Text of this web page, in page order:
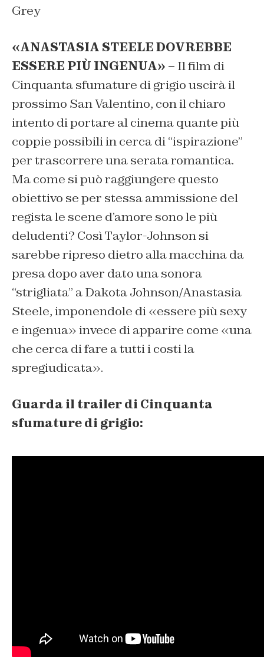
Grey
«ANASTASIA STEELE DOVREBBE
ESSERE PIÙ INGENUA» – Il film di
Cinquanta sfumature di grigio uscirà il
prossimo San Valentino, con il chiaro
intento di portare al cinema quante più
coppie possibili in cerca di “ispirazione”
per trascorrere una serata romantica.
Ma come si può raggiungere questo
obiettivo se per stessa ammissione del
regista le scene d’amore sono le più
deludenti? Così Taylor-Johnson si
sarebbe ripreso dietro alla macchina da
presa dopo aver dato una sonora
“strigliata” a Dakota Johnson/Anastasia
Steele, imponendole di «essere più sexy
e ingenua» invece di apparire come «una
che cerca di fare a tutti i costi la
spregiudicata».
Guarda il trailer di Cinquanta
sfumature di grigio: